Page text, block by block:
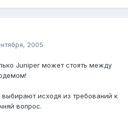
2005
Juniper может стоять между
исходя из требований к
вопрос.